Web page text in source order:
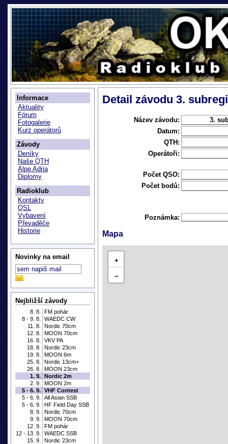
Informace
Aktuality
Fórum
Fotogalerie
Kurz operátorů
Závody
Deníky
Naše QTH
Alpe Adria
Diplomy
Radioklub
Kontakty
QSL
Vybavení
Převaděče
Historie
Novinky na email
Nejbližší závody
8. 8.
FM pohár
8 - 9. 8.
WAEDC CW
11. 8.
Nordic 70cm
12. 8.
MOON 70cm
16. 8.
VKV PA
18. 8.
Nordic 23cm
19. 8.
MOON 6m
25. 8.
Nordic 13cm+
26. 8.
MOON 23cm
1. 9. Nordic 2m
2. 9.
MOON 2m
5 - 6. 9. VHF Contest
5 - 6. 9.
All Asian SSB
5 - 6. 9.
HF Field Day SSB
8. 9.
Nordic 70cm
9. 9.
MOON 70cm
12. 9.
FM pohár
12 - 13. 9.
WAEDC SSB
15. 9.
Nordic 23cm
Detail závodu 3.
Název závodu:
3.
Datum:
QTH:
Operátoři:
Počet QSO:
Počet bodů:
Poznámka:
Mapa
+
−